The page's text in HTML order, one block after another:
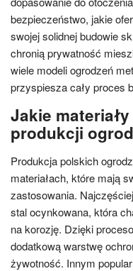
bezpieczeństwo, jakie
swojej solidnej budowie
chronią prywatność
wiele modeli ogrodzeń
przyspiesza cały proces
Jakie
produkcji
Produkcja polskich
materiałach, które mają
zastosowania.
stal ocynkowana, która
na korozję. Dzięki
dodatkową warstwę
żywotność. Innym